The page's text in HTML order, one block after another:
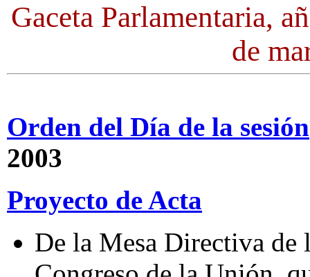
Gaceta Parlamentaria,
de
Orden del Día de la sesión
2003
Proyecto de Acta
De la Mesa Directiva de